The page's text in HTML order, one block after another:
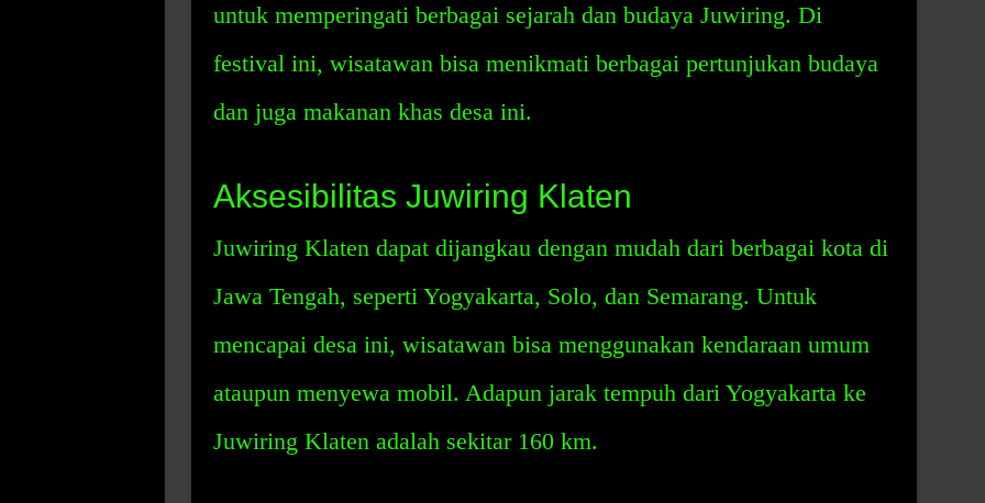
untuk memperingati berbagai sejarah dan budaya Juwiring. Di
festival ini, wisatawan bisa menikmati berbagai pertunjukan budaya
dan juga makanan khas desa ini.
Aksesibilitas Juwiring Klaten
Juwiring Klaten dapat dijangkau dengan mudah dari berbagai kota di
Jawa Tengah, seperti Yogyakarta, Solo, dan Semarang. Untuk
mencapai desa ini, wisatawan bisa menggunakan kendaraan umum
ataupun menyewa mobil. Adapun jarak tempuh dari Yogyakarta ke
Juwiring Klaten adalah sekitar 160 km.